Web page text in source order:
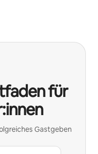
für
Gastgeben